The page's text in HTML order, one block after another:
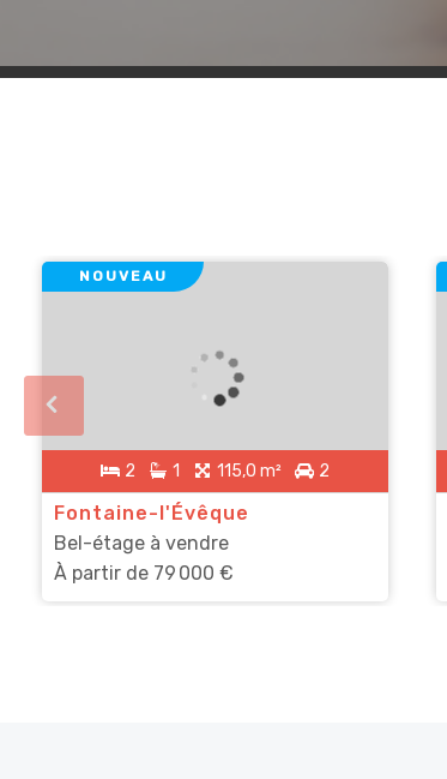
2 1 115,0 m² 2
NOUVEAU
Fontaine-l'Évêque
Bel-étage à vendre
À partir de 79 000 €